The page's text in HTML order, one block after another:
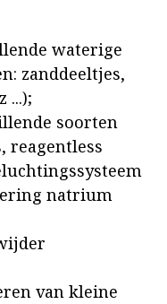
waterige
zanddeeltjes,
...);
soorten
reagentless
natrium
van kleine